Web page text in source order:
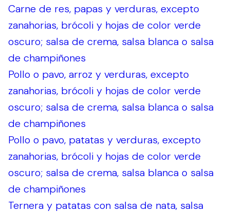
Carne de res, papas y verduras, excepto
zanahorias, brócoli y hojas de color verde
oscuro; salsa de crema, salsa blanca o salsa
de champiñones
Pollo o pavo, arroz y verduras, excepto
zanahorias, brócoli y hojas de color verde
oscuro; salsa de crema, salsa blanca o salsa
de champiñones
Pollo o pavo, patatas y verduras, excepto
zanahorias, brócoli y hojas de color verde
oscuro; salsa de crema, salsa blanca o salsa
de champiñones
Ternera y patatas con salsa de nata, salsa